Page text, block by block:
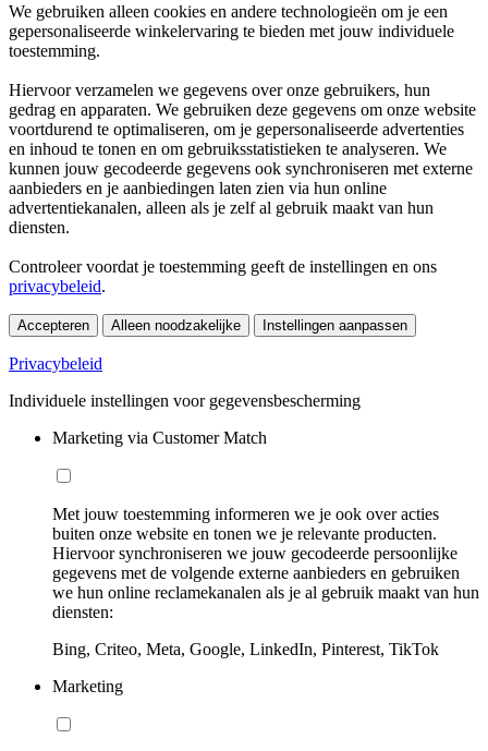
We gebruiken alleen cookies en andere technologieën om je een
gepersonaliseerde winkelervaring te bieden met jouw individuele
toestemming.
Hiervoor verzamelen we gegevens over onze gebruikers, hun
gedrag en apparaten. We gebruiken deze gegevens om onze website
voortdurend te optimaliseren, om je gepersonaliseerde advertenties
en inhoud te tonen en om gebruiksstatistieken te analyseren. We
kunnen jouw gecodeerde gegevens ook synchroniseren met externe
aanbieders en je aanbiedingen laten zien via hun online
advertentiekanalen, alleen als je zelf al gebruik maakt van hun
diensten.
Controleer voordat je toestemming geeft de instellingen en ons
privacybeleid.
Accepteren Alleen noodzakelijke Instellingen aanpassen
Privacybeleid
Individuele instellingen voor gegevensbescherming
Marketing via Customer Match
Met jouw toestemming informeren we je ook over acties
buiten onze website en tonen we je relevante producten.
Hiervoor synchroniseren we jouw gecodeerde persoonlijke
gegevens met de volgende externe aanbieders en gebruiken
we hun online reclamekanalen als je al gebruik maakt van hun
diensten:
Bing, Criteo, Meta, Google, LinkedIn, Pinterest, TikTok
Marketing